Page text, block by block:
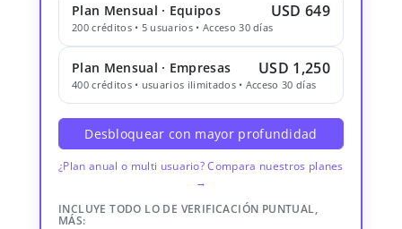
Plan Mensual · Equipos USD 649
200 créditos • 5 usuarios • Acceso 30 días
Plan Mensual · Empresas USD 1,250
400 créditos • usuarios ilimitados • Acceso 30 días
Desbloquear con mayor profundidad
¿Plan anual o multi usuario? Compara nuestros planes
→
INCLUYE TODO LO DE VERIFICACIÓN PUNTUAL,
MÁS: